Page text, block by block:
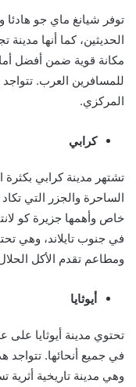
توفر شيانغ ماي جو هادئا
الحديثين، كما أنها مدينة
مكانة قوية ضمن أفضل
للمسافرين العرب.
المركزي.
كرابي
تشتهر مدينة كرابي
الساحرة والجزر التي
خاص وأهمها جزيرة كو
في جنوب تايلاند، وهي
ومطاعم تقدم الأكل
أيوثايا
تحتوي مدينة أيوثايا
في جميع أنحائها. تتواجد
وهي مدينة تاريخية